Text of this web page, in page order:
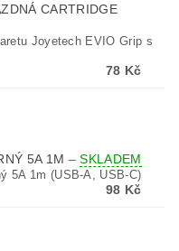
CARTRIDGE
Joyetech EVIO Grip s
78 Kč
5A 1M –SKLADEM
5A 1m (USB-A, USB-C)
98 Kč